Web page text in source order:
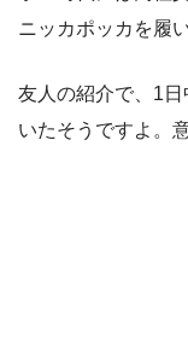
ニッカポッカを履
友人の紹介で、1
いたそうですよ。